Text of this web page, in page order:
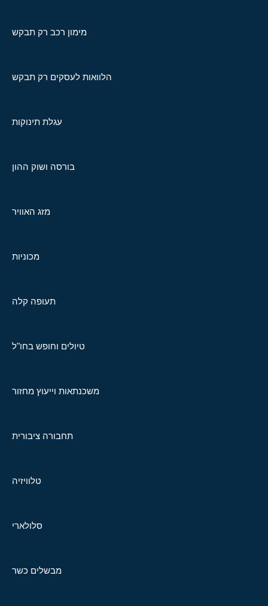
מימון רכב רק תבקש
הלוואות לעסקים רק תבקש
עגלת תינוקות
בורסה ושוק ההון
מזג האוויר
מכוניות
תעופה קלה
טיולים וחופש בחו"ל
משכנתאות וייעוץ מחזור
תחבורה ציבורית
טלוויזיה
סלולארי
מבשלים כשר